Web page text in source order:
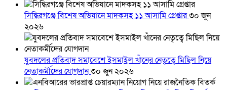
সিদ্ধিরগঞ্জে বিশেষ অভিযানে মাদকসহ ১১ আসামি গ্রেপ্তার৩০ জুন
২০২৬
যুবদলের প্রতিবাদ সমাবেশে ইসমাইল খাঁনের নেতৃত্বে মিছিল নিয়ে
নেতাকর্মীদের যোগদান৩০ জুন ২০২৬